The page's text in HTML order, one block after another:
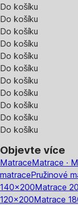
Do košíku
Do košíku
Do košíku
Do košíku
Do košíku
Do košíku
Do košíku
Do košíku
Do košíku
Do košíku
Do košíku
Objevte více
MatraceMatrace ·
matracePružinové
140x200Matrace
120x200Matrace